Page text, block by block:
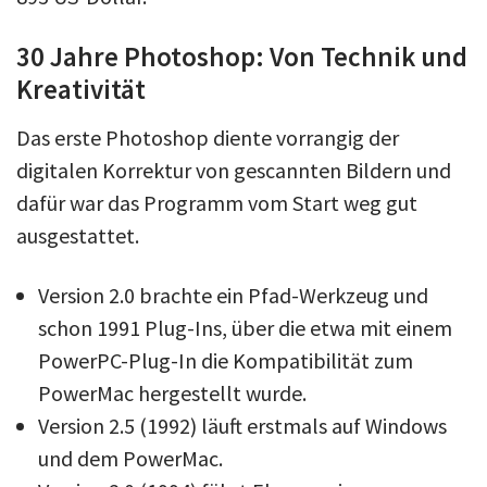
30 Jahre Photoshop: Von Technik und
Kreativität
Das erste Photoshop diente vorrangig der
digitalen Korrektur von gescannten Bildern und
dafür war das Programm vom Start weg gut
ausgestattet.
Version 2.0 brachte ein Pfad-Werkzeug und
schon 1991 Plug-Ins, über die etwa mit einem
PowerPC-Plug-In die Kompatibilität zum
PowerMac hergestellt wurde.
Version 2.5 (1992) läuft erstmals auf Windows
und dem PowerMac.